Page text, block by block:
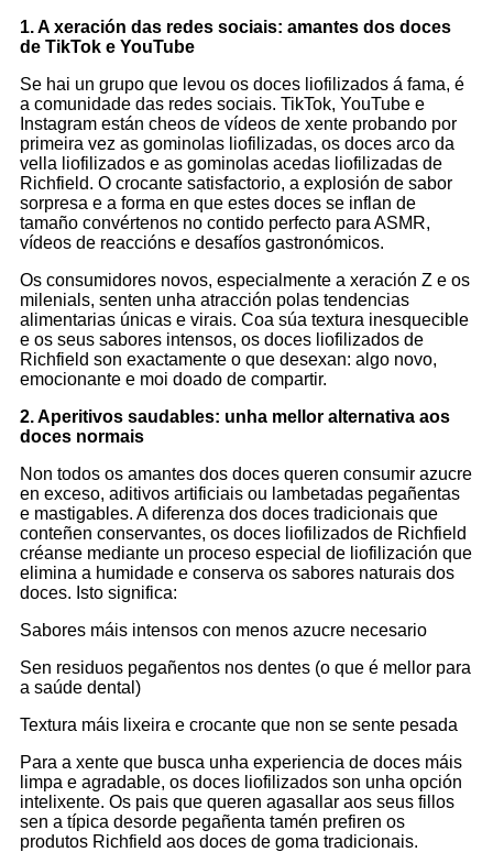
1. A xeración das redes sociais: amantes dos doces
de TikTok e YouTube
Se hai un grupo que levou os doces liofilizados á fama, é
a comunidade das redes sociais. TikTok, YouTube e
Instagram están cheos de vídeos de xente probando por
primeira vez as gominolas liofilizadas, os doces arco da
vella liofilizados e as gominolas acedas liofilizadas de
Richfield. O crocante satisfactorio, a explosión de sabor
sorpresa e a forma en que estes doces se inflan de
tamaño convértenos no contido perfecto para ASMR,
vídeos de reaccións e desafíos gastronómicos.
Os consumidores novos, especialmente a xeración Z e os
milenials, senten unha atracción polas tendencias
alimentarias únicas e virais. Coa súa textura inesquecible
e os seus sabores intensos, os doces liofilizados de
Richfield son exactamente o que desexan: algo novo,
emocionante e moi doado de compartir.
2. Aperitivos saudables: unha mellor alternativa aos
doces normais
Non todos os amantes dos doces queren consumir azucre
en exceso, aditivos artificiais ou lambetadas pegañentas
e mastigables. A diferenza dos doces tradicionais que
conteñen conservantes, os doces liofilizados de Richfield
créanse mediante un proceso especial de liofilización que
elimina a humidade e conserva os sabores naturais dos
doces. Isto significa:
Sabores máis intensos con menos azucre necesario
Sen residuos pegañentos nos dentes (o que é mellor para
a saúde dental)
Textura máis lixeira e crocante que non se sente pesada
Para a xente que busca unha experiencia de doces máis
limpa e agradable, os doces liofilizados son unha opción
intelixente. Os pais que queren agasallar aos seus fillos
sen a típica desorde pegañenta tamén prefiren os
produtos Richfield aos doces de goma tradicionais.